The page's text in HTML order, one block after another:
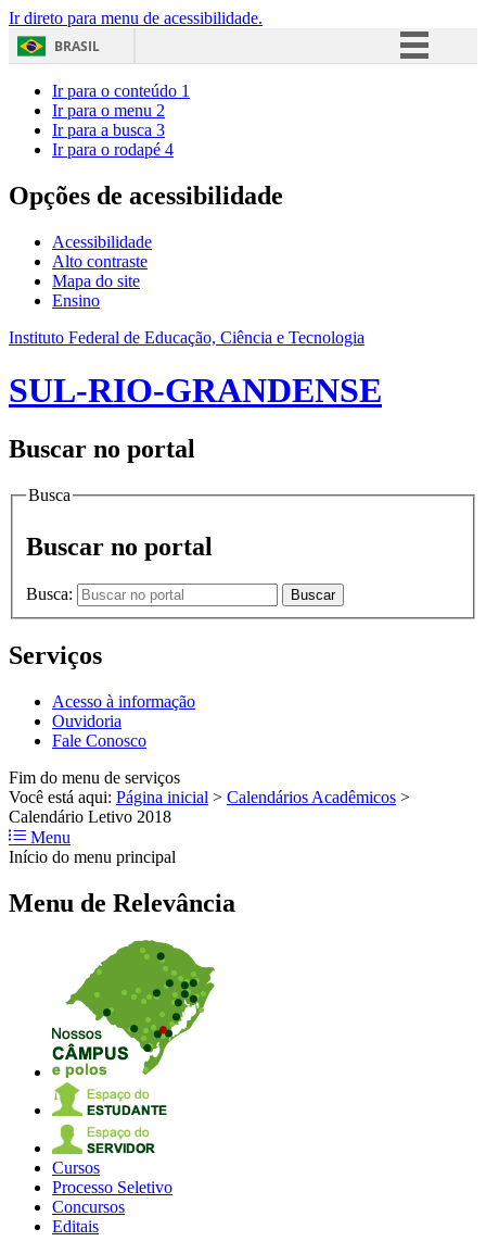
Ir direto para menu de acessibilidade.
BRASIL
Acesso à informação
Ir para o conteúdo 1
Ir para o menu 2
Ir para a busca 3
Ir para o rodapé 4
Opções de acessibilidade
Acessibilidade
Alto contraste
Mapa do site
Ensino
Instituto Federal de Educação, Ciência e Tecnologia
SUL-RIO-GRANDENSE
Buscar no portal
Busca
Buscar no portal
Busca: Buscar
Serviços
Acesso à informação
Ouvidoria
Fale Conosco
Fim do menu de serviços
Você está aqui: Página inicial > Calendários Acadêmicos >
Calendário Letivo 2018
Menu
Início do menu principal
Menu de Relevância
Cursos
Processo Seletivo
Concursos
Editais